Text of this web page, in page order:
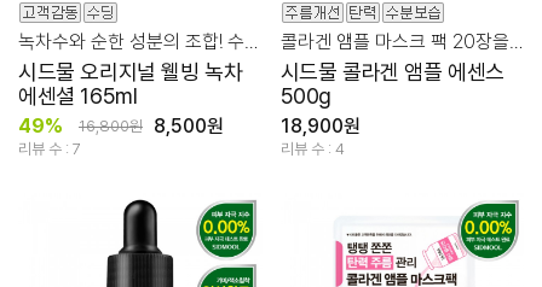
시드물 오리지널 웰빙 녹차
에센셜 165ml
49% 16,800원 8,500원
리뷰 수 : 7
시드물 콜라겐 앰플 에센스
500g
18,900원
리뷰 수 : 4